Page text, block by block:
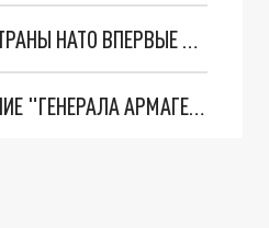
"ОЧЕНЬ ПЛОХИЕ НОВОСТИ": БОЛЬШАЯ ОШИБКА PALANTIR В РОССИИ. СТРАНЫ НАТО ВПЕРВЫЕ ЗА СВО ОСТАНОВИЛИ ПОСТАВКИ ОРУЖИЯ. ВСУ ТЕРЯЮТ ПРИГРАНИЧЬЕ?
ТРИ ГЛАВНЫХ ИНСАЙДА ОБ СВО. ОТМЕНА МОБИЛИЗАЦИИ И ВОЗВРАЩЕНИЕ "ГЕНЕРАЛА АРМАГЕДДОНА"? ОТЛИЧНЫЕ НОВОСТИ, КОТОРЫЕ ЖДАЛИ ВСЕ